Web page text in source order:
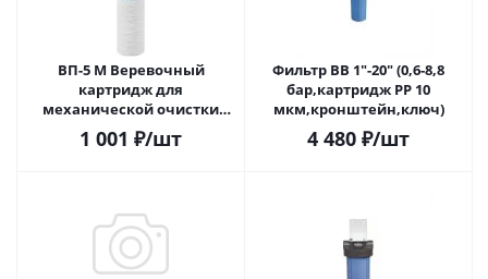
ВП-5 М Веревочный
картридж для
механической очистки
воды
1 001 ₽/шт
Фильтр BB 1"-20" (0,6-8,8
бар,картридж PP 10
мкм,кронштейн,ключ)
4 480 ₽/шт